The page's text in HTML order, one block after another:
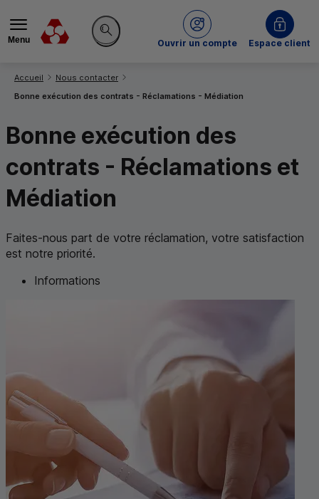
Menu
Rechercher sur le site
Ouvrir un compte
du Crédit MutuelEspace client
Vous êtes ici:
Accueil
Nous contacter
Bonne exécution des contrats - Réclamations - Médiation
Bonne exécution des
contrats - Réclamations et
Médiation
Faites-nous part de votre réclamation, votre satisfaction
est notre priorité.
Informations